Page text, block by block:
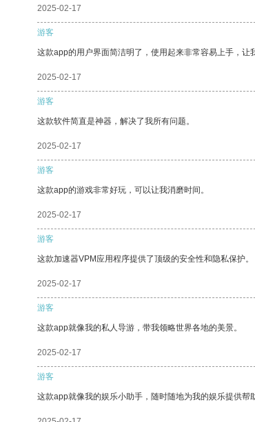
2025-02-17
游客
这款app的用户界面简洁明了，使用起来非常容易上手，让
2025-02-17
游客
这款软件简直是神器，解决了我所有问题。
2025-02-17
游客
这款app的游戏非常好玩，可以让我消磨时间。
2025-02-17
游客
这款加速器VPM应用程序提供了顶级的安全性和隐私保护。
2025-02-17
游客
这款app就像我的私人导游，带我领略世界各地的美景。
2025-02-17
游客
这款app就像我的娱乐小助手，随时随地为我的娱乐提供帮